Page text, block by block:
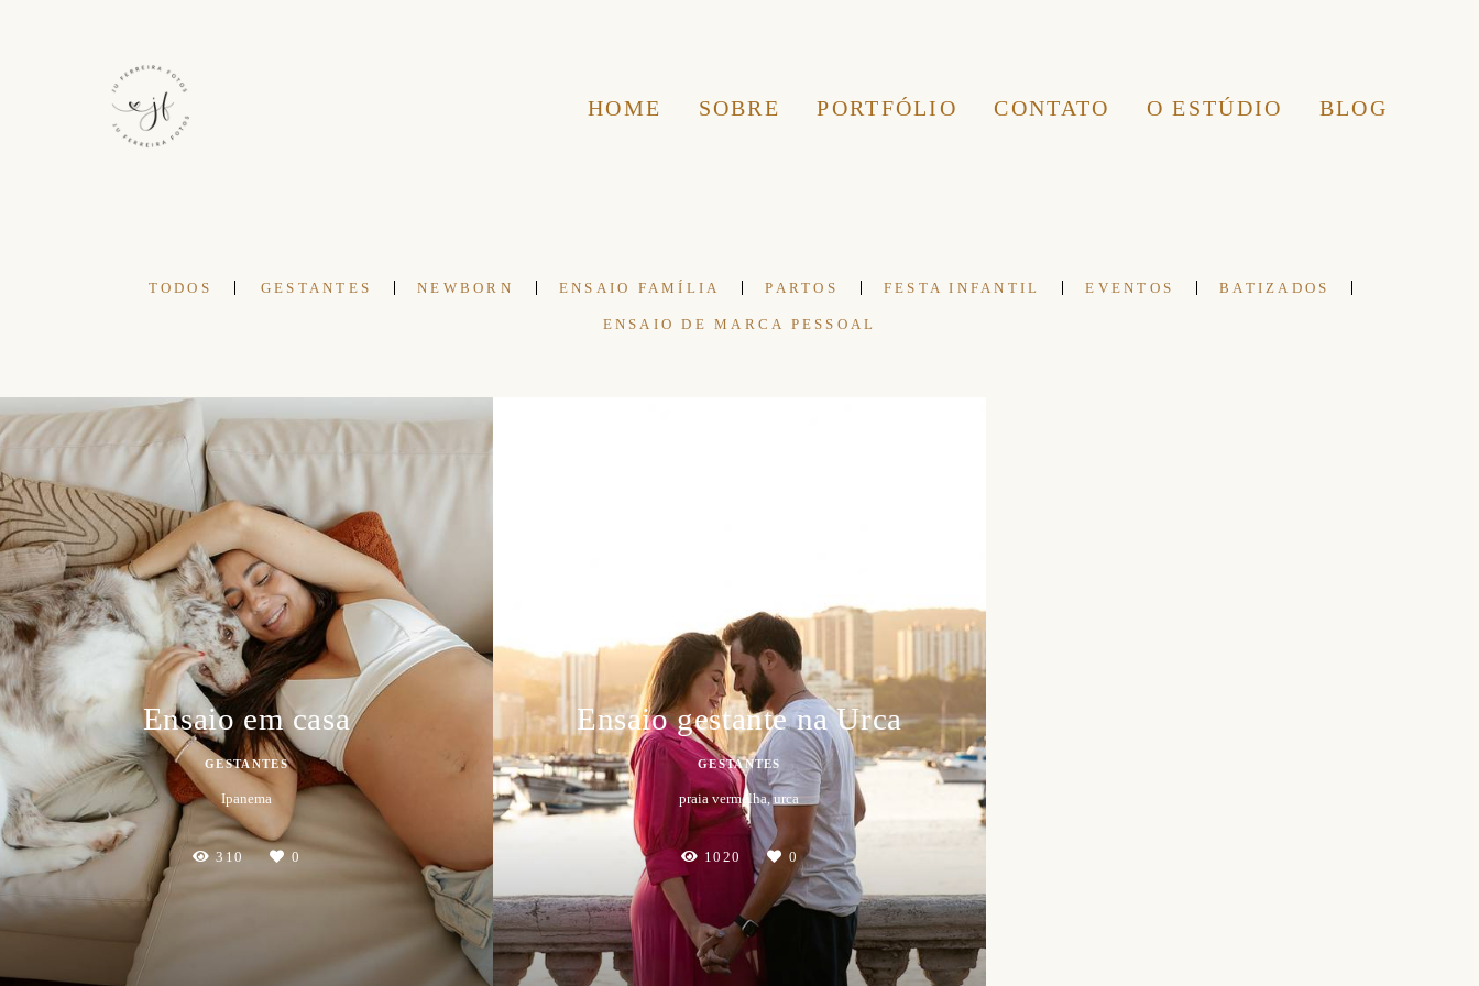
HOME SOBRE PORTFÓLIO CONTATO O ESTÚDIO BLOG
TODOS GESTANTES NEWBORN ENSAIO FAMÍLIA PARTOS FESTA INFANTIL EVENTOS BATIZADOS
ENSAIO DE MARCA PESSOAL
Ensaio em casa
GESTANTES
Ipanema
310 0
Ensaio gestante na Urca
GESTANTES
praia vermelha, urca
1020 0